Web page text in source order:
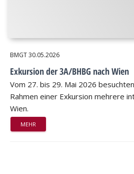
BMGT30.05.2026
Exkursion der 3A/BHBG nach Wien
Vom 27. bis 29. Mai 2026
Rahmen einer Exkursion mehrere
Wien.
MEHR